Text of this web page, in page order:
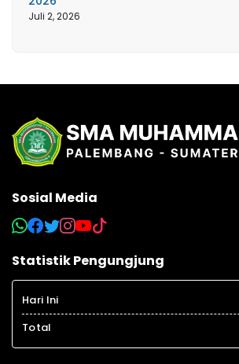
Juli 2, 2026
Sosial Media
Statistik Pengungjung
Hari Ini
Total